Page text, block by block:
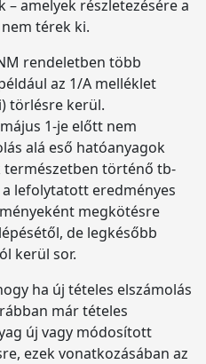
– amelyek részletezésére a
térek ki.
rendeletben több
az 1/A melléklet
törlésre kerül.
1-je előtt nem
alá eső hatóanyagok
természetben történő tb-
lefolytatott eredményes
megkötésre
de legkésőbb
kerül sor.
ha új tételes elszámolás
már tételes
új vagy módosított
ezek vonatkozásában az